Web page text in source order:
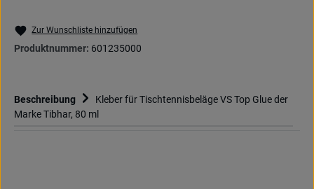
Zur Wunschliste hinzufügen
Produktnummer: 601235000
Beschreibung
Kleber für Tischtennisbeläge VS Top Glue der
Marke Tibhar, 80 ml